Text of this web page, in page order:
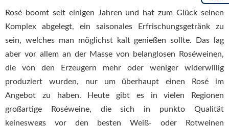
Rosé boomt seit einigen Jahren und hat zum Glück seinen
Komplex abgelegt, ein saisonales Erfrischungsgetränk zu
sein, welches man möglichst kalt genießen sollte. Das lag
aber vor allem an der Masse von belanglosen Roséweinen,
die von den Erzeugern mehr oder weniger widerwillig
produziert wurden, nur um überhaupt einen Rosé im
Angebot zu haben. Heute gibt es in vielen Regionen
großartige Roséweine, die sich in punkto Qualität
keineswegs vor den besten Weiß- oder Rotweinen